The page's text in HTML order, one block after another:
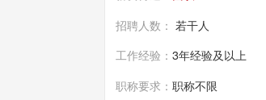
招聘人数： 若干人
工作经验： 3年经验及以上
职称要求： 职称不限